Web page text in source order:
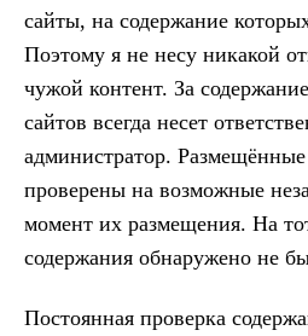
сайты, на содержание
Поэтому я не несу никакой
чужой контент. За
сайтов всегда несет
администратор.
проверены на возможные
момент их размещения. На
содержания обнаружено не
Постоянная проверка